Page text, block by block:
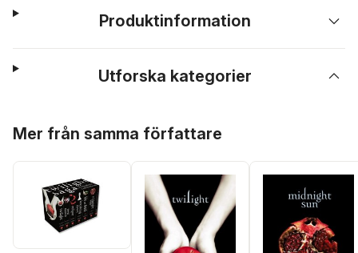
Produktinformation
Utforska kategorier
Mer från samma författare